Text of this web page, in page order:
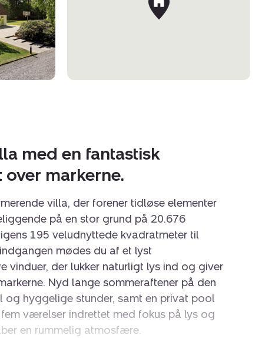
med en fantastisk
markerne.
villa, der forener tidløse elementer
på en stor grund på 20.676
195 veludnyttede kvadratmeter til
mødes du af et lyst
vinduer, der lukker naturligt lys ind og giver
Nyd lange sommeraftener på den
og hyggelige stunder, samt en privat pool
værelser indrettet med fokus på lys og
en rummelig atmosfære.